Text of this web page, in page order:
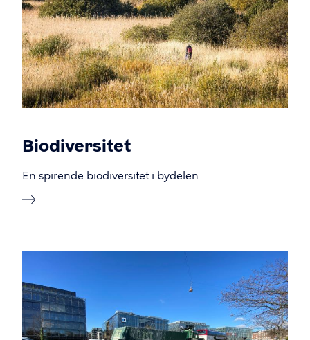
Biodiversitet
En spirende biodiversitet i bydelen